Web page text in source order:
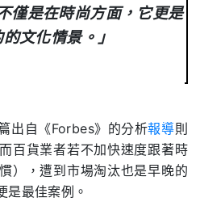
僅是在時尚方面，它更是
文化情景。」
出自《Forbes》的分析報導則
百貨業者若不加快速度跟著時
），遭到市場淘汰也是早晚的
是最佳案例。